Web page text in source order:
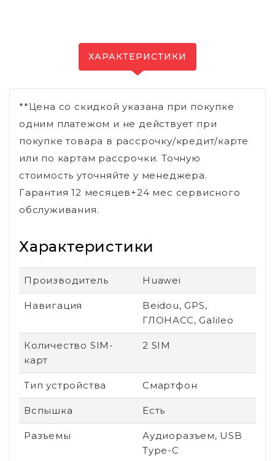
ХАРАКТЕРИСТИКИ
**Цена со скидкой указана при покупке
одним платежом и не действует при
покупке товара в рассрочку/кредит/карте
или по картам рассрочки. Точную
стоимость уточняйте у менеджера.
Гарантия 12 месяцев+24 мес сервисного
обслуживания.
Характеристики
Производитель Huawei
Навигация
Beidou, GPS,
ГЛОНАСС, Galileo
Количество SIM-
карт
2 SIM
Тип устройства Смартфон
Вспышка Есть
Разъемы
Аудиоразъем, USB
Type-C